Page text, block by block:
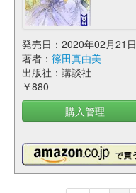
発売日：2020年02月21日
著者： 篠田真由美
出版社：講談社
￥880
購入管理